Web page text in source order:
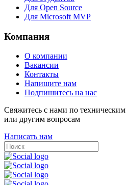
Для Open Source
Для Microsoft MVP
Компания
О компании
Вакансии
Контакты
Напишите нам
Подпишитесь на нас
Свяжитесь с нами по техническим
или другим вопросам
Написать нам